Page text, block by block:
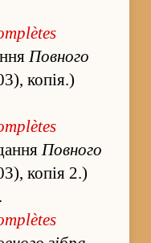
Повного
копія.)
Повного
копія 2.)